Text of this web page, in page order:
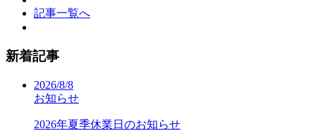
記事一覧へ
新着記事
2026/8/8
お知らせ
2026年夏季休業日のお知らせ